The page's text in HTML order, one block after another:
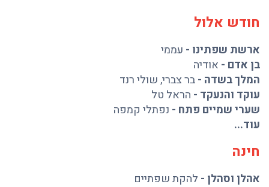
חודש אלול
ארשת שפתינו - עממי
בן אדם - אודיה
המלך בשדה -בר צברי,שולי רנד
עוקד והנעקד - הראל טל
שערי שמיים פתח - נפתלי קמפה
עוד...
חינה
אהלן וסהלן - להקת שפתיים